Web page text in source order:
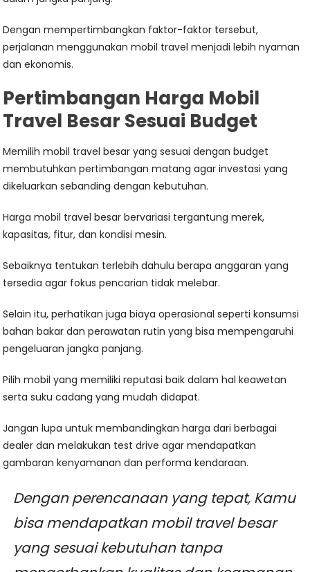
Dengan mempertimbangkan faktor-faktor tersebut,
perjalanan menggunakan mobil travel menjadi lebih nyaman
dan ekonomis.
Pertimbangan Harga Mobil
Travel Besar Sesuai Budget
Memilih mobil travel besar yang sesuai dengan budget
membutuhkan pertimbangan matang agar investasi yang
dikeluarkan sebanding dengan kebutuhan.
Harga mobil travel besar bervariasi tergantung merek,
kapasitas, fitur, dan kondisi mesin.
Sebaiknya tentukan terlebih dahulu berapa anggaran yang
tersedia agar fokus pencarian tidak melebar.
Selain itu, perhatikan juga biaya operasional seperti konsumsi
bahan bakar dan perawatan rutin yang bisa mempengaruhi
pengeluaran jangka panjang.
Pilih mobil yang memiliki reputasi baik dalam hal keawetan
serta suku cadang yang mudah didapat.
Jangan lupa untuk membandingkan harga dari berbagai
dealer dan melakukan test drive agar mendapatkan
gambaran kenyamanan dan performa kendaraan.
Dengan perencanaan yang tepat, Kamu
bisa mendapatkan mobil travel besar
yang sesuai kebutuhan tanpa